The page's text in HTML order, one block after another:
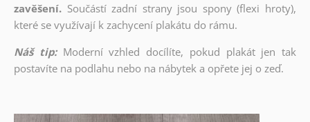
zavěšení. Součástí zadní strany jsou spony (flexi hroty),
které se využívají k zachycení plakátu do rámu.
Náš tip: Moderní vzhled docílíte, pokud plakát jen tak
postavíte na podlahu nebo na nábytek a opřete jej o zeď.